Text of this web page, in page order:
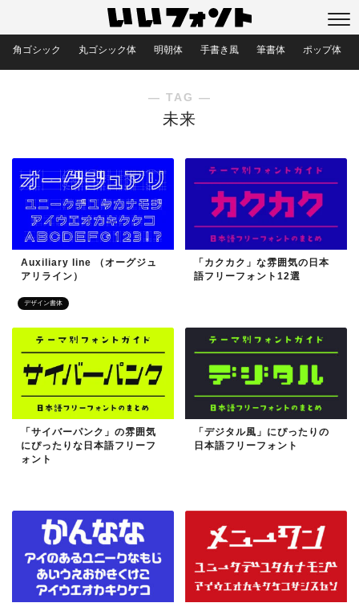
角ゴシック 丸ゴシック体 明朝体 手書き風 筆書体 ポップ体
― TAG ―
未来
デザイン書体
Auxiliary line （オーグジュ
アリライン）
「カクカク」な雰囲気の日本
語フリーフォント12選
「サイバーパンク」の雰囲気
にぴったりな日本語フリーフ
ォント
「デジタル風」にぴったりの
日本語フリーフォント